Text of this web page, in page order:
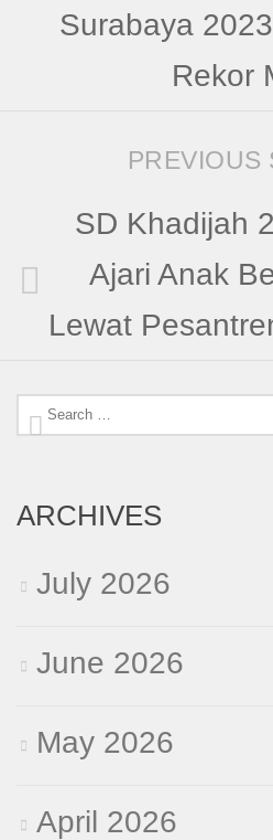
Surabaya
Rekor
PREVIOUS
SD Khadijah
Ajari Anak
Lewat
Search
ARCHIVES
July 2026
June 2026
May 2026
April 2026